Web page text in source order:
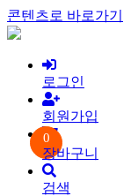
콘텐츠로 바로가기
로그인
회원가입
0
장바구니
검색